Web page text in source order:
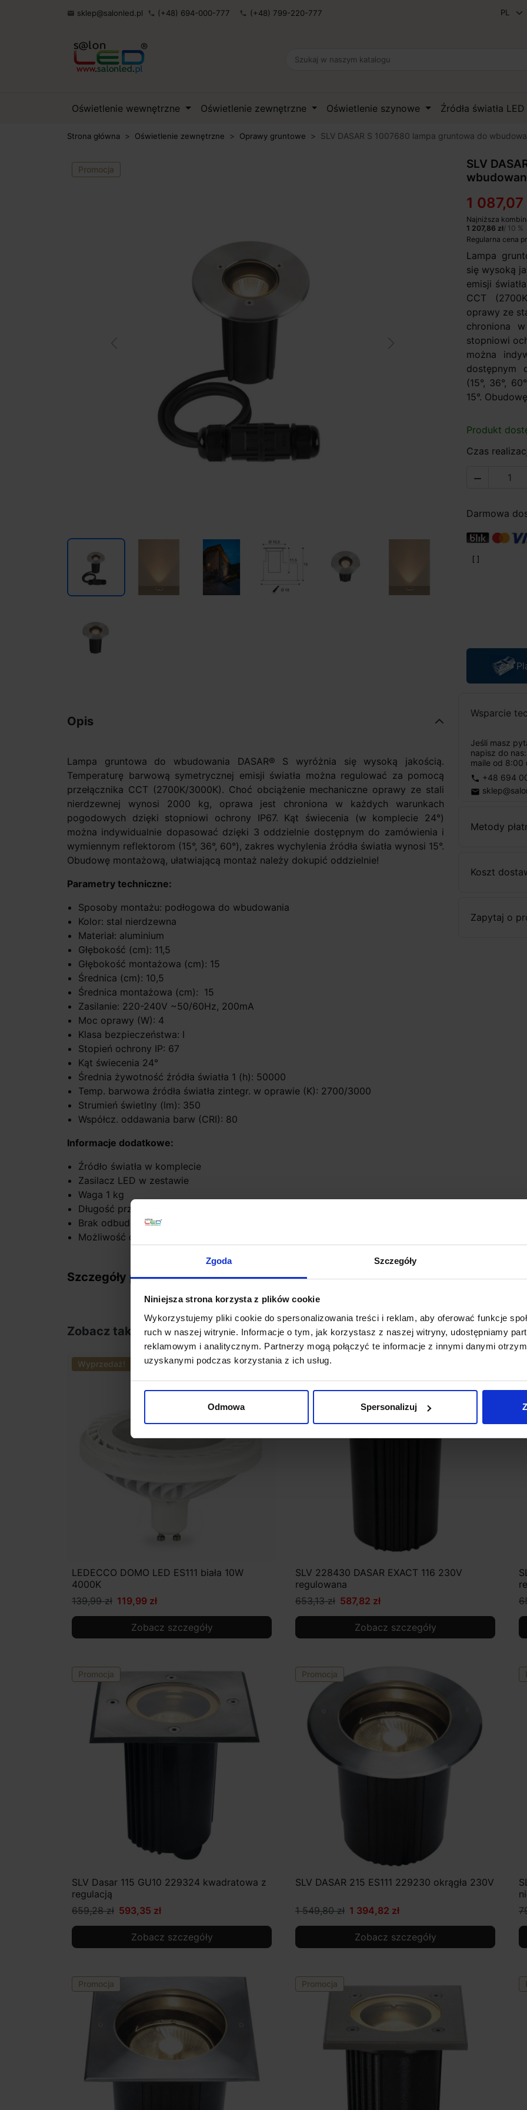
Zgoda Szczegóły
Niniejsza strona korzysta z plików cookie
Wykorzystujemy pliki cookie do spersonalizowania treści i reklam, aby oferować funkcje
ruch w naszej witrynie. Informacje o tym, jak korzystasz z naszej witryny, udostępniamy
reklamowym i analitycznym. Partnerzy mogą połączyć te informacje z innymi danymi
uzyskanymi podczas korzystania z ich usług.
Odmowa Spersonalizuj
 sklep@salonled.pl phone (+48) 694-000-777 phone (+48) 799-220-777
Oświetlenie wewnętrzne Oświetlenie zewnętrzne Oświetlenie szynowe Źródła światła LED
Strona główna Oświetlenie zewnętrzne Oprawy gruntowe SLV DASAR S 1007680 lampa gruntowa do
Promocja
SLV
1 087,07
Najniższa
1 207,86 zł/ 10 %
Regularna cena
Lampa
się wysoką
emisji
CCT
oprawy ze
chroniona
stopniowi
można
dostępnym
(15°, 36°,
15°.
Produkt
Czas

Darmowa
Wsparcie
Jeśli masz
napisz do
maile od 8:00
phone +48 694
email
Metody
Koszt
Zapytaj o
Opis
Lampa gruntowa do wbudowania DASAR® S wyróżnia się wysoką jakością.
Temperaturę barwową symetrycznej emisji światła można regulować za pomocą
przełącznika CCT (2700K/3000K). Choć obciążenie mechaniczne oprawy ze stali
nierdzewnej wynosi 2000 kg, oprawa jest chroniona w każdych warunkach
pogodowych dzięki stopniowi ochrony IP67. Kąt świecenia (w komplecie 24°)
można indywidualnie dopasować dzięki 3 oddzielnie dostępnym do zamówienia i
wymiennym reflektorom (15°, 36°, 60°), zakres wychylenia źródła światła wynosi 15°.
Obudowę montażową, ułatwiającą montaż należy dokupić oddzielnie!
Parametry techniczne:
Sposoby montażu: podłogowa do wbudowania
Kolor: stal nierdzewna
Materiał: aluminium
Głębokość (cm): 11,5
Głębokość montażowa (cm): 15
Średnica (cm): 10,5
Średnica montażowa (cm): 15
Zasilanie: 220-240V ~50/60Hz, 200mA
Moc oprawy (W): 4
Klasa bezpieczeństwa: I
Stopień ochrony IP: 67
Kąt świecenia 24°
Średnia żywotność źródła światła 1 (h): 50000
Temp. barwowa źródła światła zintegr. w oprawie (K): 2700/3000
Strumień świetlny (lm): 350
Współcz. oddawania barw (CRI): 80
Informacje dodatkowe:
Źródło światła w komplecie
Zasilacz LED w zestawie
Waga 1 kg
Długość przewodu zasilającego (cm): 50
Brak odbudowy montażowej w zestawie
Możliwość dokupienia wymiennych odbłyśników
Szczegóły produktu
Zobacz także
Wyprzedaż! Promocja
LEDECCO DOMO LED ES111 biała 10W
4000K
139,99 zł 119,99 zł
Zobacz szczegóły
Promocja
SLV 228430 DASAR EXACT 116 230V
regulowana
653,13 zł 587,82 zł
Zobacz szczegóły
Promocja
SLV Dasar 115 GU10 229324 kwadratowa z
regulacją
659,28 zł 593,35 zł
Zobacz szczegóły
Promocja
SLV DASAR 215 ES111 229230 okrągła 230V
1 549,80 zł 1 394,82 zł
Zobacz szczegóły
Promocja Promocja